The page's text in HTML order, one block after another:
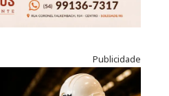
Publicidade